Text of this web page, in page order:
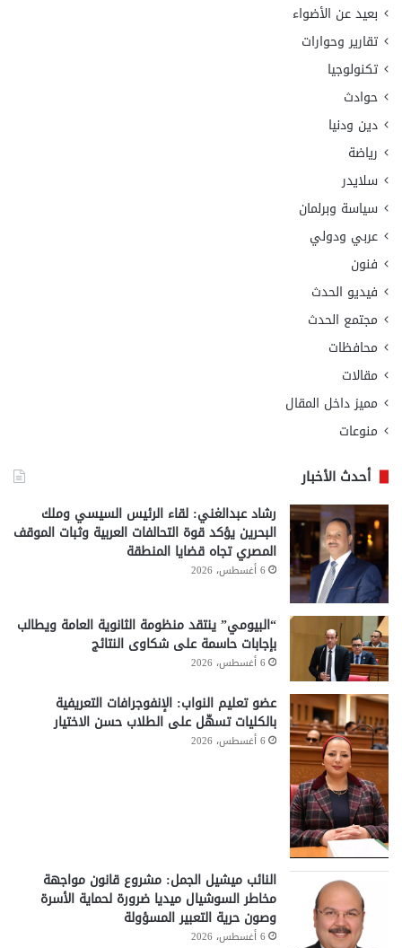
بعيد عن الأضواء
تقارير وحوارات
تكنولوجيا
حوادث
دين ودنيا
رياضة
سلايدر
سياسة وبرلمان
عربي ودولي
فنون
فيديو الحدث
مجتمع الحدث
محافظات
مقالات
مميز داخل المقال
منوعات
أحدث الأخبار
رشاد عبدالغني: لقاء الرئيس السيسي وملك
البحرين يؤكد قوة التحالفات العربية وثبات الموقف
المصري تجاه قضايا المنطقة
6 أغسطس، 2026
“البيومي” ينتقد منظومة الثانوية العامة ويطالب
بإجابات حاسمة على شكاوى النتائج
6 أغسطس، 2026
عضو تعليم النواب: الإنفوجرافات التعريفية
بالكليات تسهّل على الطلاب حسن الاختيار
6 أغسطس، 2026
النائب ميشيل الجمل: مشروع قانون مواجهة
مخاطر السوشيال ميديا ضرورة لحماية الأسرة
وصون حرية التعبير المسؤولة
6 أغسطس، 2026